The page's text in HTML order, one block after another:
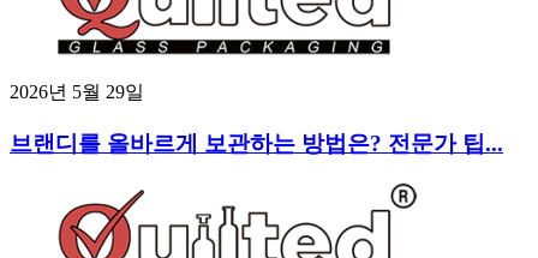
2026년 5월 29일
브랜디를 올바르게 보관하는 방법은? 전문가 팁...